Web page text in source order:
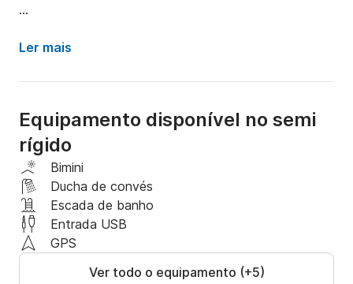
oferecendo excelente estabilidade no mar.
deck frontal e traseiro, ideal para tomar sol, relaxar
ou compartilhar uma refeição ao ar livre.
**Conforto:** Projetado para oferecer conforto
com assentos acolchoados, um bimini para sombra e
fácil acesso para nadar.
- **Equipamento:** Equipado com sistema de áudio
Bluetooth, GPS, capota bimini e escada de natação.
- **Capacidade:** Pode acomodar
confortavelmente até 10 pessoas.
Ler mais
Equipamento disponível no semi
rígido
Bimini
Ducha de convés
Escada de banho
Entrada USB
GPS
Ver todo o equipamento (+5)